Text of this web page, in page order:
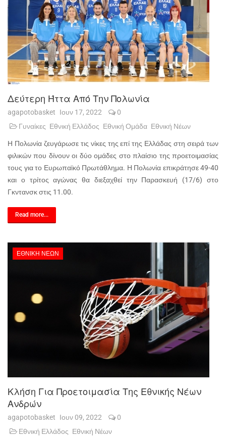
Δεύτερη Ήττα Από Την Πολωνία
agapotobasket Ιουν 17, 2022
0
Γυναίκες Εθνική Ελλάδος Εθνική Ομάδα Εθνική Νέων
Η Πολωνία ζευγάρωσε τις νίκες της επί της Ελλάδας στη σειρά των
φιλικών που δίνουν οι δύο ομάδες στο πλαίσιο της προετοιμασίας
τους για το Ευρωπαϊκό Πρωτάθλημα. Η Πολωνία επικράτησε 49-40
και ο τρίτος αγώνας θα διεξαχθεί την Παρασκευή (17/6) στο
Γκντανσκ στις 11.00.
Read more...
ΕΘΝΙΚΉ ΝΈΩΝ
Κλήση Για Προετοιμασία Της Εθνικής Νέων
Ανδρών
agapotobasket Ιουν 09, 2022
0
Εθνική Ελλάδος Εθνική Νέων